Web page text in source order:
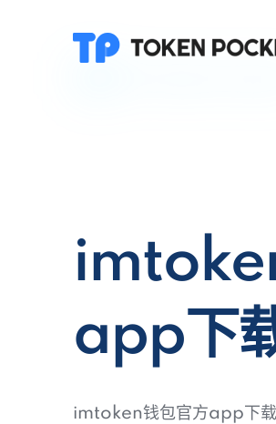
app下
imtoken钱包官方app下载